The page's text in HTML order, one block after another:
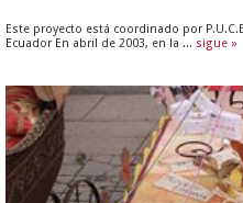
Este proyecto está coordinado por
Ecuador En abril de 2003, en la ... sigue »